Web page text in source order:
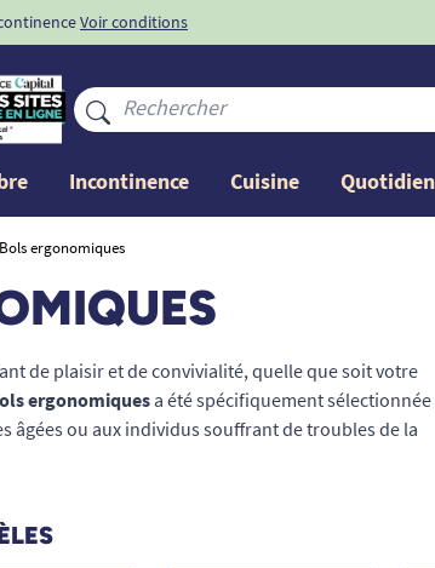
Voir conditions
Incontinence Cuisine
Bols ergonomiques
de plaisir et de convivialité, quelle que soit votre
ergonomiques a été spécifiquement
âgées ou aux individus souffrant de troubles de la
Conçus pour faciliter la prise alimentaire,
et un quotidien facilité.